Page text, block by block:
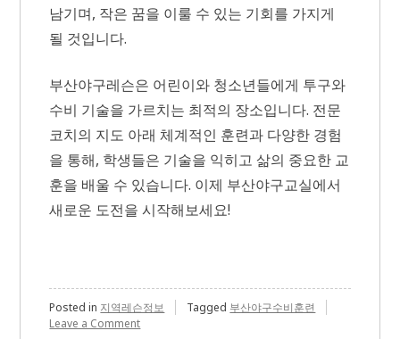
남기며, 작은 꿈을 이룰 수 있는 기회를 가지게
될 것입니다.
부산야구레슨은 어린이와 청소년들에게 투구와
수비 기술을 가르치는 최적의 장소입니다. 전문
코치의 지도 아래 체계적인 훈련과 다양한 경험
을 통해, 학생들은 기술을 익히고 삶의 중요한 교
훈을 배울 수 있습니다. 이제 부산야구교실에서
새로운 도전을 시작해보세요!
Posted in 지역레슨정보 Tagged 부산야구수비훈련
Leave a Commenton